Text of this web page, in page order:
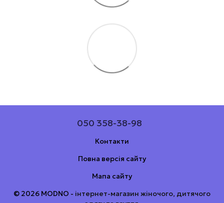
050 358-38-98
Контакти
Повна версія сайту
Мапа сайту
© 2026 MODNO - інтернет-магазин жіночого, дитячого